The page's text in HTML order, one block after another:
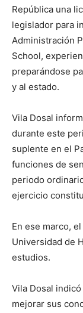
República una
legislador para
Administración
School,
preparándose
y al estado.
Vila Dosal
durante este
suplente en el
funciones de
periodo
ejercicio
En ese marco,
Universidad de
estudios.
Vila Dosal
mejorar sus